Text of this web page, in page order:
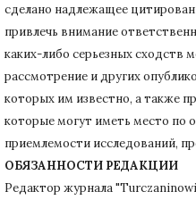
сделано надлежащее
привлечь внимание
каких-либо серьезных сходств
рассмотрение и других
которых им известно, а также
которые могут иметь место по
приемлемости исследований,
ОБЯЗАННОСТИ РЕДАКЦИИ
Редактор журнала